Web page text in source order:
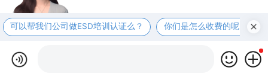
可以帮我们公司做ESD培训认证么？ 你们是怎么收费的呢？